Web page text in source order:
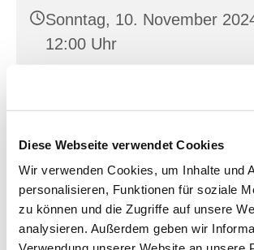
Diese Webseite verwendet Cookies
Wir verwenden Cookies, um Inhalte und
personalisieren, Funktionen für soziale
zu können und die Zugriffe auf unsere
analysieren. Außerdem geben wir
Sonntag, 10. November
12:00 Uhr
St. Hedwig, Buckow-
Karl-Marx-Straße 15, 15374
Müncheberg
Giovanni Donadel